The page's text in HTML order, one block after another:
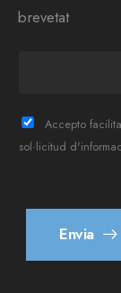
brevetat
è
Accepto
sol·licitud
Envia